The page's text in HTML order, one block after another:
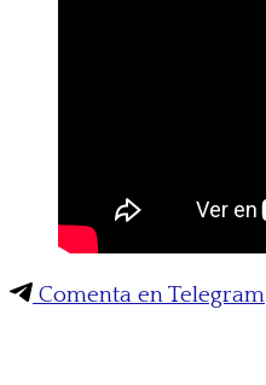
Comenta en Telegram